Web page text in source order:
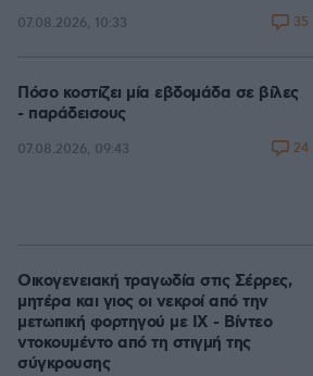
07.08.2026, 10:33 35
Πόσο κοστίζει μία εβδομάδα σε βίλες
- παράδεισους
07.08.2026, 09:43 24
Οικογενειακή τραγωδία στις Σέρρες,
μητέρα και γιος οι νεκροί από την
μετωπική φορτηγού με ΙΧ - Βίντεο
ντοκουμέντο από τη στιγμή της
σύγκρουσης